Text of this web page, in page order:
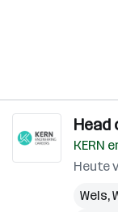
Head
KERN
Heute
Wels,